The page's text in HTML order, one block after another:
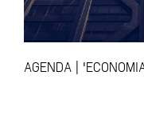
AGENDA |